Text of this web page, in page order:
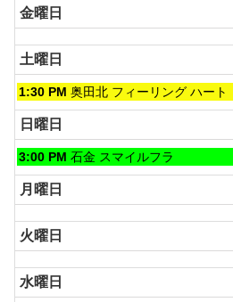
金曜日
土曜日
土
曜
日,
8
月
8th
2026
1:30 PM 奥田北 フィーリング ハート
日曜日
日
曜
日,
8
月
9th
2026
3:00 PM 石金 スマイルフラ
月曜日
火曜日
水曜日